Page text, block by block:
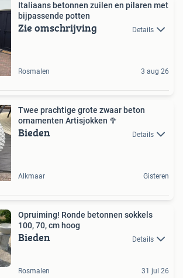
Italiaans betonnen zuilen en pilaren met
bijpassende potten
Zie omschrijving Details
Rosmalen 3 aug 26
Twee prachtige grote zwaar beton
ornamenten Artisjokken 🥦
Bieden Details
Alkmaar Gisteren
Opruiming! Ronde betonnen sokkels
100, 70, cm hoog
Bieden Details
Rosmalen 31 jul 26